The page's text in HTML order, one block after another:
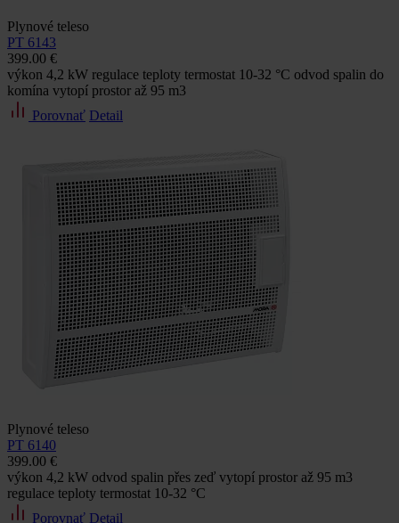
Plynové teleso
PT 6143
399.00 €
výkon 4,2 kW regulace teploty termostat 10-32 °C odvod spalin do
komína vytopí prostor až 95 m3
Porovnať Detail
Plynové teleso
PT 6140
399.00 €
výkon 4,2 kW odvod spalin přes zeď vytopí prostor až 95 m3
regulace teploty termostat 10-32 °C
Porovnať Detail